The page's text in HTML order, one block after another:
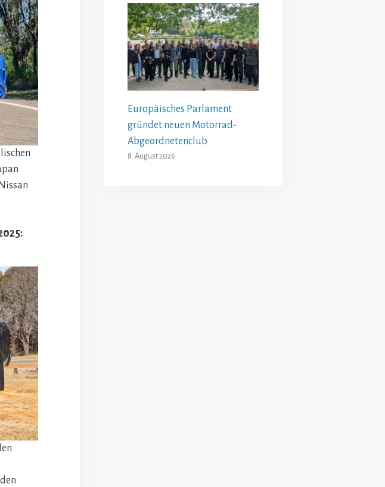
Europäisches Parlament
gründet neuen Motorrad-
Abgeordnetenclub
8. August 2026